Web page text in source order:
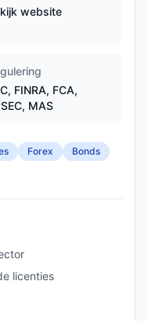
website
FINRA, FCA,
MAS
Forex
Bonds
licenties